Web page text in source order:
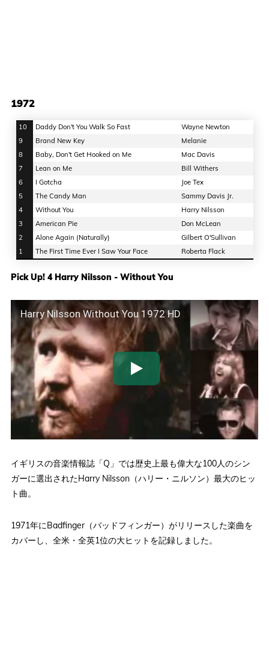
1972
10 Daddy Don't You Walk So Fast
Wayne Newton
9
Brand New Key
Melanie
8
Baby, Don't Get Hooked on Me
Mac Davis
7
Lean on Me
Bill Withers
6
I Gotcha
Joe Tex
5
The Candy Man
Sammy Davis Jr.
4
Without You
Harry Nilsson
3
American Pie
Don McLean
2
Alone Again (Naturally)
Gilbert O'Sullivan
1
The First Time Ever I Saw Your Face Roberta Flack
Pick Up! 4 Harry Nilsson - Without You
Harry Nilsson Without You 1972 HD
イギリスの音楽情報誌「Q」では歴史上最も偉大な100人のシン
ガーに選出されたHarry Nilsson（ハリー・ニルソン）最大のヒッ
ト曲。
1971年にBadfinger（バッドフィンガー）がリリースした楽曲を
カバーし、全米・全英1位の大ヒットを記録しました。